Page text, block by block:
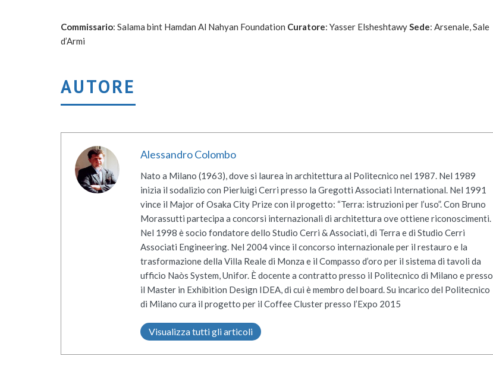
Commissario: Salama bint Hamdan Al Nahyan Foundation Curatore: Yasser ElsheshtawySede: Arsenale, Sale
d’Armi
AUTORE
Alessandro Colombo
Nato a Milano (1963), dove si laurea in architettura al Politecnico nel 1987. Nel 1989
inizia il sodalizio con Pierluigi Cerri presso la Gregotti Associati International. Nel 1991
vince il Major of Osaka City Prize con il progetto: “Terra: istruzioni per l’uso”. Con Bruno
Morassutti partecipa a concorsi internazionali di architettura ove ottiene riconoscimenti.
Nel 1998 è socio fondatore dello Studio Cerri & Associati, di Terra e di Studio Cerri
Associati Engineering. Nel 2004 vince il concorso internazionale per il restauro e la
trasformazione della Villa Reale di Monza e il Compasso d’oro per il sistema di tavoli da
ufficio Naòs System, Unifor. È docente a contratto presso il Politecnico di Milano e presso
il Master in Exhibition Design IDEA, di cui è membro del board. Su incarico del Politecnico
di Milano cura il progetto per il Coffee Cluster presso l’Expo 2015
Visualizza tutti gli articoli